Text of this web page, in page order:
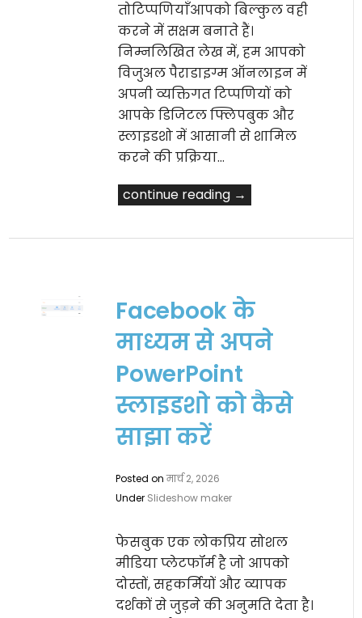
तोटिप्पणियाँआपको बिल्कुल वही
करने में सक्षम बनाते हैं।
निम्नलिखित लेख में, हम आपको
विजुअल पैराडाइग्म ऑनलाइन में
अपनी व्यक्तिगत टिप्पणियों को
आपके डिजिटल फ्लिपबुक और
स्लाइडशो में आसानी से शामिल
करने की प्रक्रिया…
continue reading →
Facebook के
माध्यम से अपने
PowerPoint
स्लाइडशो को कैसे
साझा करें
Posted onमार्च 2, 2026
Under Slideshow maker
फेसबुक एक लोकप्रिय सोशल
मीडिया प्लेटफॉर्म है जो आपको
दोस्तों, सहकर्मियों और व्यापक
दर्शकों से जुड़ने की अनुमति देता है।